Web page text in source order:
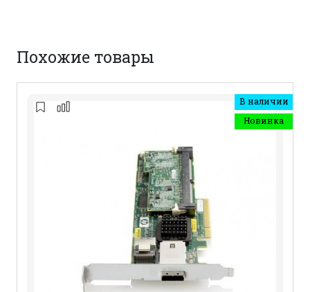
Похожие товары
В наличии
Новинка